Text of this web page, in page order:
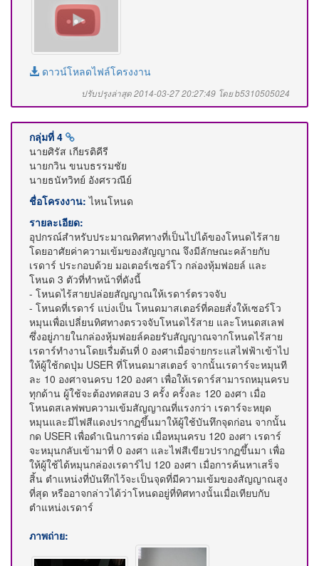
ดาวน์โหลดไฟล์โครงงาน
ปรับปรุงล่าสุด 2014-03-27 20:27:49 โดย b5310505024
กลุ่มที่ 4
นายศิรัส เกียรติคีรี
นายกวิน ขนบธรรมชัย
นายธนัทวิทย์ อังศรวณีย์
ชื่อโครงงาน: ไหนโหนด
รายละเอียด:
อุปกรณ์สำหรับประมาณทิศทางที่เป็นไปได้ของโหนดไร้สาย
โดยอาศัยค่าความเข้มของสัญญาณ จึงมีลักษณะคล้ายกับ
เรดาร์ ประกอบด้วย มอเตอร์เซอร์โว กล่องหุ้มฟอยล์ และ
โหนด 3 ตัวที่ทำหน้าที่ดังนี้
- โหนดไร้สายปล่อยสัญญาณให้เรดาร์ตรวจจับ
- โหนดที่เรดาร์ แบ่งเป็น โหนดมาสเตอร์ที่คอยสั่งให้เซอร์โว
หมุนเพื่อเปลี่ยนทิศทางตรวจจับโหนดไร้สาย และโหนดสเลฟ
ซึ่งอยู่ภายในกล่องหุ้มฟอยล์คอยรับสัญญาณจากโหนดไร้สาย
เรดาร์ทำงานโดยเรื่มต้นที่ 0 องศาเมื่อจ่ายกระแสไฟฟ้าเข้าไป
ให้ผู้ใช้กดปุ่ม USER ที่โหนดมาสเตอร์ จากนั้นเรดาร์จะหมุนที
ละ 10 องศาจนครบ 120 องศา เพื่อให้เรดาร์สามารถหมุนครบ
ทุกด้าน ผู้ใช้จะต้องทดสอบ 3 ครั้ง ครั้งละ 120 องศา เมื่อ
โหนดสเลฟพบความเข้มสัญญาณที่แรงกว่า เรดาร์จะหยุด
หมุนและมีไฟสีแดงปรากฏขึ้นมาให้ผู้ใช้บันทึกจุดก่อน จากนั้น
กด USER เพื่อดำเนินการต่อ เมื่อหมุนครบ 120 องศา เรดาร์
จะหมุนกลับเข้ามาที่ 0 องศา และไฟสีเขียวปรากฏขึ้นมา เพื่อ
ให้ผู้ใช้ได้หมุนกล่องเรดาร์ไป 120 องศา เมื่อการค้นหาเสร็จ
สิ้น ตำแหน่งที่บันทึกไว้จะเป็นจุดที่มีความเข้มของสัญญาณสูง
ที่สุด หรืออาจกล่าวได้ว่าโหนดอยู่ที่ทิศทางนั้นเมื่อเทียบกับ
ตำแหน่งเรดาร์
ภาพถ่าย: